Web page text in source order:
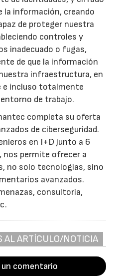
la información, creando
de proteger nuestra
controles y
inadecuado o fugas,
de que la información
infraestructura, en
e incluso totalmente
de trabajo.
completa su oferta
de ciberseguridad.
en I+D junto a 6
nos permite ofrecer a
no solo tecnologías, sino
avanzados.
consultoría,
AL ARTÍCULO/NOTICIA
un comentario